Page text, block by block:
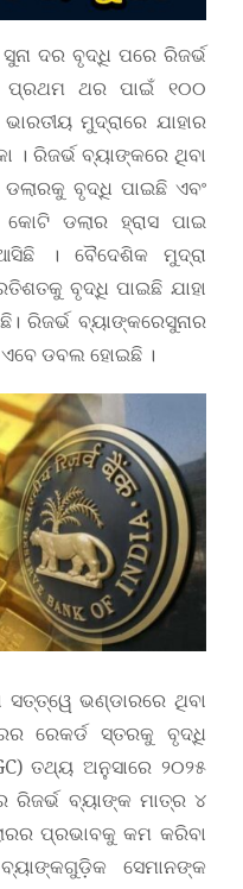
ସୁନା ଦର ବୃଦ୍ଧି ପରେ ରିଜର୍ଭ
ପ୍ରଥମ ଥର ପାଇଁ ୧୦୦
ମୁଦ୍ରାରେ ଯାହାର
ରିଜର୍ଭ ବ୍ୟାଙ୍କରେ ଥିବା
ବୃଦ୍ଧି ପାଇଛି ଏବଂ
ଡଲାର ହ୍ରାସ ପାଇ
। ବୈଦେଶିକ ମୁଦ୍ରା
ବୃଦ୍ଧି ପାଇଛି ଯାହା
ରିଜର୍ଭ ବ୍ୟାଙ୍କରେସୁନାର
ଡବଲ ହୋଇଛି ।
ସତ୍ତ୍ୱେ ଭଣ୍ଡାରରେ ଥିବା
ରେକର୍ଡ ସ୍ତରକୁ ବୃଦ୍ଧି
ତଥ୍ୟ ଅନୁସାରେ ୨୦୨୫
ରିଜର୍ଭ ବ୍ୟାଙ୍କ ମାତ୍ର ୪
ପ୍ରଭାବକୁ କମ କରିବା
ସେମାନଙ୍କ